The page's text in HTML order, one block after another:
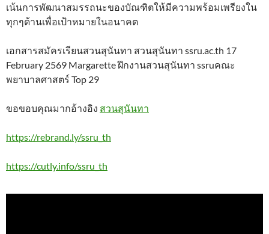
เน้นการพัฒนาสมรรถนะของบัณฑิตให้มีความพร้อมเพรียงใน
ทุกๆด้านเพื่อเป้าหมายในอนาคต
เอกสารสมัครเรียนสวนสุนันทา สวนสุนันทา ssru.ac.th 17
February 2569 Margarette ฝึกงานสวนสุนันทา ssruคณะ
พยาบาลศาสตร์ Top 29
ขอขอบคุณมากอ้างอิง สวนสุนันทา
https://rebrand.ly/ssru_th
https://cutly.info/ssru_th